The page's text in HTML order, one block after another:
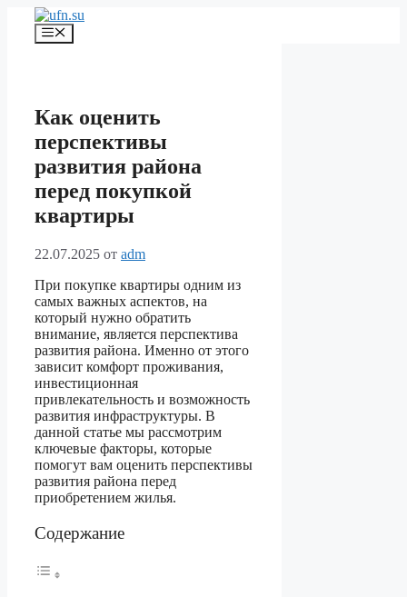
Перейти
содержимому
Меню
Как оценить
перспективы
развития района
перед покупкой
квартиры
22.07.2025 от adm
При покупке квартиры одним из
самых важных аспектов, на
который нужно обратить
внимание, является перспектива
развития района. Именно от этого
зависит комфорт проживания,
инвестиционная
привлекательность и возможность
развития инфраструктуры. В
данной статье мы рассмотрим
ключевые факторы, которые
помогут вам оценить перспективы
развития района перед
приобретением жилья.
Содержание